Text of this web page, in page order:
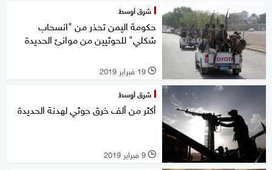
شرق أوسط
حكومة اليمن تحذر من "انسحاب
شكلي" للحوثيين من موانئ الحديدة
l 19 فبراير 2019
شرق أوسط
أكثر من ألف خرق حوثي لهدنة الحديدة
l 9 فبراير 2019